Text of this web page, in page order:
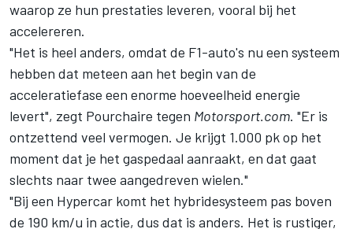
waarop ze hun prestaties leveren, vooral bij het
accelereren.
"Het is heel anders, omdat de F1-auto's nu een systeem
hebben dat meteen aan het begin van de
acceleratiefase een enorme hoeveelheid energie
levert", zegt Pourchaire tegen Motorsport.com. "Er is
ontzettend veel vermogen. Je krijgt 1.000 pk op het
moment dat je het gaspedaal aanraakt, en dat gaat
slechts naar twee aangedreven wielen."
"Bij een Hypercar komt het hybridesysteem pas boven
de 190 km/u in actie, dus dat is anders. Het is rustiger,